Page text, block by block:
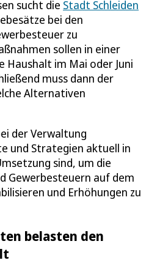
sucht die Stadt Schleiden
bei den
zu
sollen in einer
Haushalt im Mai oder Juni
muss dann der
Alternativen
der Verwaltung
und Strategien aktuell in
sind, um die
Gewerbesteuern auf dem
und Erhöhungen zu
belasten den